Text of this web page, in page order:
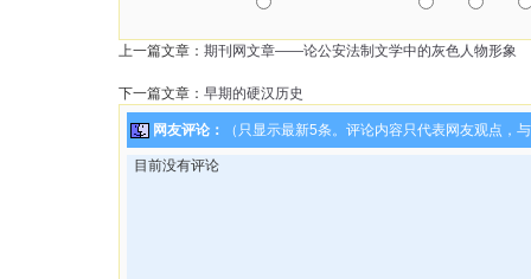
上一篇文章： 期刊网文章——论公安法制文学中的灰色人物形象
下一篇文章： 早期的硬汉历史
网友评论： （只显示最新5条。评论内容只代表网友观点，
目前没有评论